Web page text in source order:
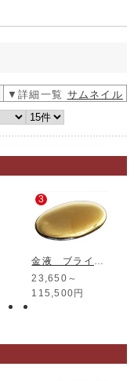
▼詳細一覧 サムネイル
3
金液 ブライト金 11% ベタ塗り用
23,650～
115,500円